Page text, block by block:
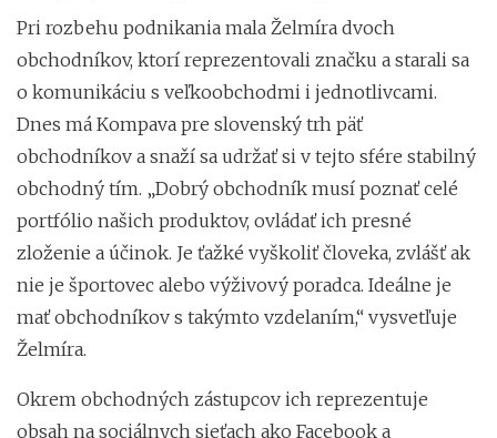
Pri rozbehu podnikania mala Želmíra dvoch
obchodníkov, ktorí reprezentovali značku a starali sa
o komunikáciu s veľkoobchodmi i jednotlivcami.
Dnes má Kompava pre slovenský trh päť
obchodníkov a snaží sa udržať si v tejto sfére stabilný
obchodný tím. „Dobrý obchodník musí poznať celé
portfólio našich produktov, ovládať ich presné
zloženie a účinok. Je ťažké vyškoliť človeka, zvlášť ak
nie je športovec alebo výživový poradca. Ideálne je
mať obchodníkov s takýmto vzdelaním,“ vysvetľuje
Želmíra.
Okrem obchodných zástupcov ich reprezentuje
obsah na sociálnych sieťach ako Facebook a